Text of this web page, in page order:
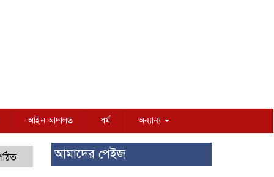
আইন আদালত ধর্ম অন্যান্য
আমাদের পেইজ